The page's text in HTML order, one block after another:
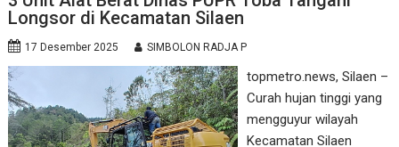
Longsor di Kecamatan Silaen
17 Desember 2025 SIMBOLON RADJA P
topmetro.news, Silaen –
Curah hujan tinggi yang
mengguyur wilayah
Kecamatan Silaen